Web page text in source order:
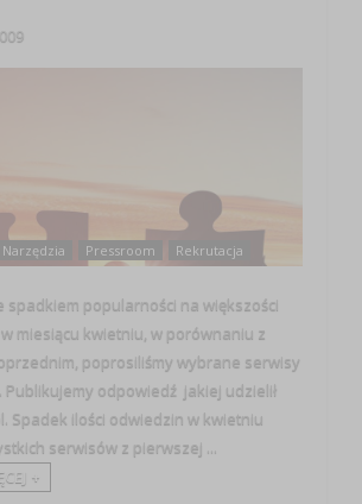
Narzędzia Pressroom Rekrutacja
spadkiem popularności na większości
miesiącu kwietniu, w porównaniu z
poprosiliśmy wybrane serwisy
Publikujemy odpowiedź jakiej udzielił
Spadek ilości odwiedzin w kwietniu
serwisów z pierwszej ...
+